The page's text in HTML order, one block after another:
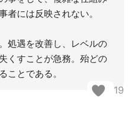
者には反映されない。
処遇を改善し、レベルの
くすことが急務。殆どの
ことである。
19